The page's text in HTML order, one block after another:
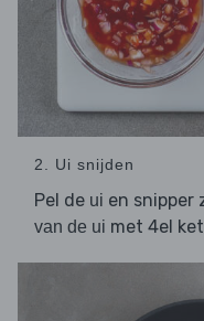
2. Ui snijden
Pel de ui en snipper
van de ui met 4el